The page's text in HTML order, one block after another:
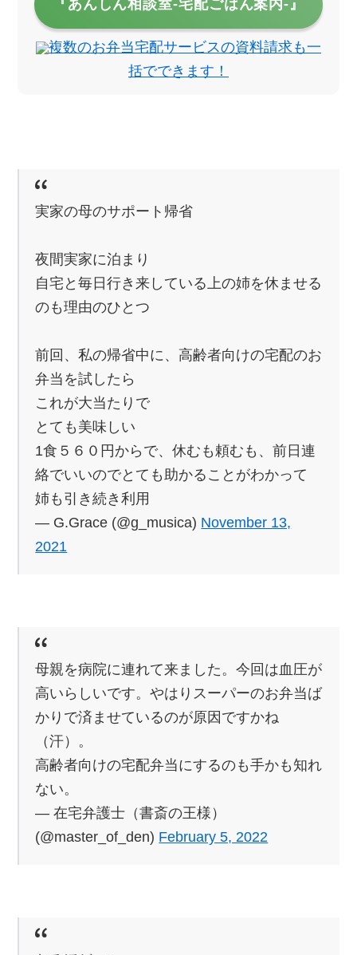
『あんしん相談室‐宅配ごはん案内‐』
複数のお弁当宅配サービスの資料請求も一
括でできます！
実家の母のサポート帰省
夜間実家に泊まり
自宅と毎日行き来している上の姉を休ませる
のも理由のひとつ
前回、私の帰省中に、高齢者向けの宅配のお
弁当を試したら
これが大当たりで
とても美味しい
1食５６０円からで、休むも頼むも、前日連
絡でいいのでとても助かることがわかって
姉も引き続き利用
— G.Grace (@g_musica) November 13,
2021
母親を病院に連れて来ました。今回は血圧が
高いらしいです。やはりスーパーのお弁当ば
かりで済ませているのが原因ですかね
（汗）。
高齢者向けの宅配弁当にするのも手かも知れ
ない。
— 在宅弁護士（書斎の王様）
(@master_of_den) February 5, 2022